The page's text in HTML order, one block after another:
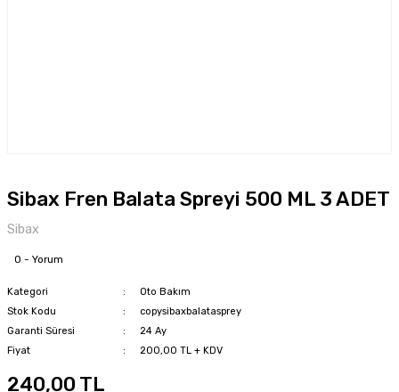
Sibax Fren Balata Spreyi 500 ML 3 ADET
Sibax
0 - Yorum
Kategori
Oto Bakım
Stok Kodu
copysibaxbalatasprey
Garanti Süresi
24 Ay
Fiyat
200,00 TL + KDV
240,00 TL